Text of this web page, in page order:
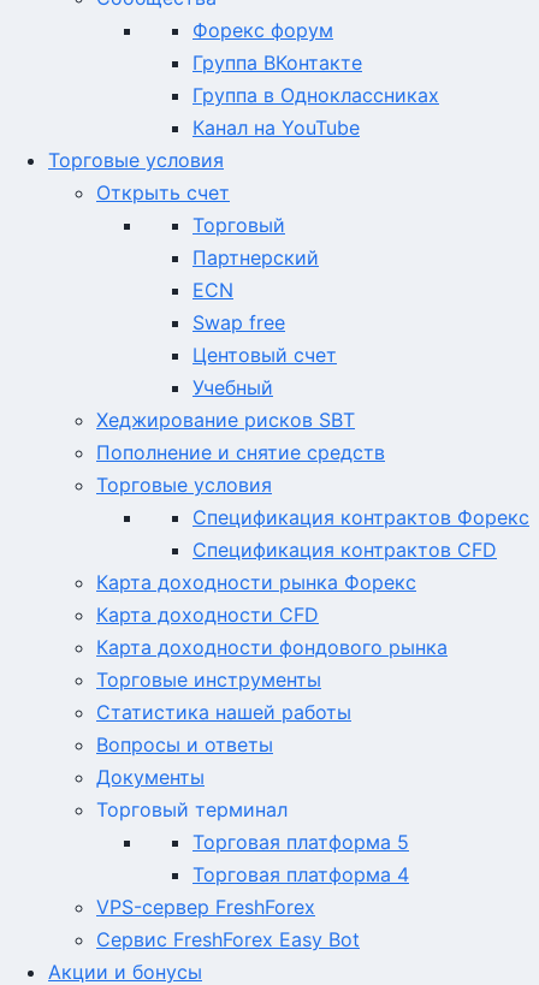
Форекс форум
Группа ВКонтакте
Группа в Одноклассниках
Канал на YouTube
Торговые условия
Открыть счет
Торговый
Партнерский
ECN
Swap free
Центовый счет
Учебный
Хеджирование рисков SBT
Пополнение и снятие средств
Торговые условия
Спецификация контрактов Форекс
Спецификация контрактов CFD
Карта доходности рынка Форекс
Карта доходности CFD
Карта доходности фондового рынка
Торговые инструменты
Статистика нашей работы
Вопросы и ответы
Документы
Торговый терминал
Торговая платформа 5
Торговая платформа 4
VPS-сервер FreshForex
Сервис FreshForex Easy Bot
Акции и бонусы